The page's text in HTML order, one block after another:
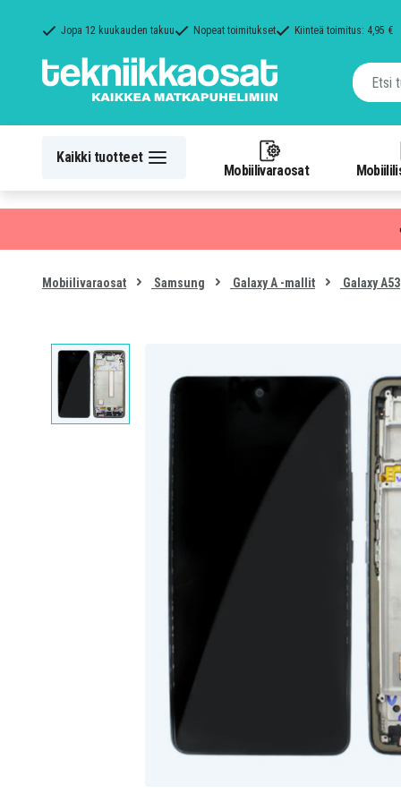
Jopa 12 kuukauden takuu Nopeat toimitukset Kiinteä toimitus: 4,95 €
Kaikki tuotteet
Mobiilivaraosat
Mobiilivaraosat Samsung Galaxy A -mallit Galaxy A53